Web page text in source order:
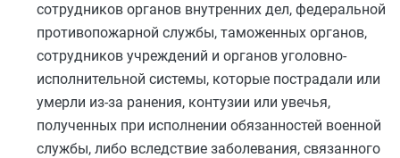
сотрудников органов внутренних дел, федеральной
противопожарной службы, таможенных органов,
сотрудников учреждений и органов уголовно-
исполнительной системы, которые пострадали или
умерли из-за ранения, контузии или увечья,
полученных при исполнении обязанностей военной
службы, либо вследствие заболевания, связанного